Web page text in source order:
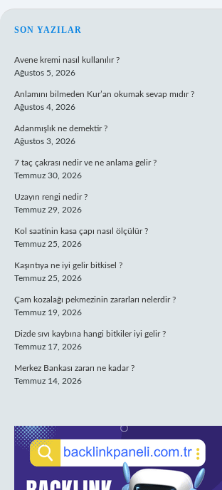
SIDEBAR
SON YAZILAR
Avene kremi nasıl kullanılır ?
Ağustos 5, 2026
Anlamını bilmeden Kur’an okumak sevap mıdır ?
Ağustos 4, 2026
Adanmışlık ne demektir ?
Ağustos 3, 2026
7 taç çakrası nedir ve ne anlama gelir ?
Temmuz 30, 2026
Uzayın rengi nedir ?
Temmuz 29, 2026
Kol saatinin kasa çapı nasıl ölçülür ?
Temmuz 25, 2026
Kaşıntıya ne iyi gelir bitkisel ?
Temmuz 25, 2026
Çam kozalağı pekmezinin zararları nelerdir ?
Temmuz 19, 2026
Dizde sıvı kaybına hangi bitkiler iyi gelir ?
Temmuz 17, 2026
Merkez Bankası zararı ne kadar ?
Temmuz 14, 2026